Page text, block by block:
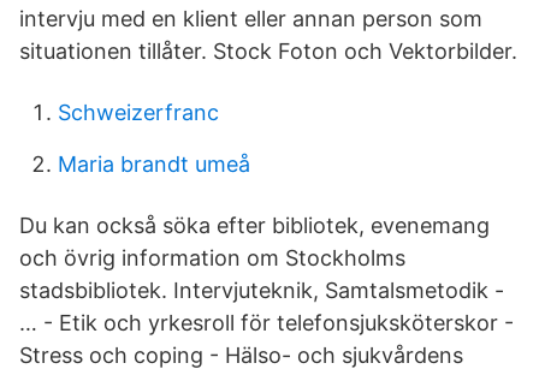
intervju med en klient eller annan person som
situationen tillåter. Stock Foton och Vektorbilder.
Schweizerfranc
Maria brandt umeå
Du kan också söka efter bibliotek, evenemang
och övrig information om Stockholms
stadsbibliotek. Intervjuteknik, Samtalsmetodik -
… - Etik och yrkesroll för telefonsjuksköterskor -
Stress och coping - Hälso- och sjukvårdens